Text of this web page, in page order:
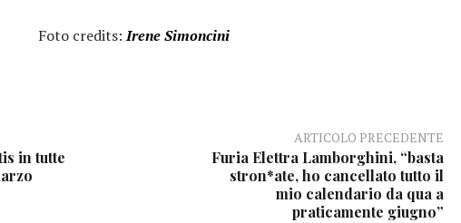
Foto credits:Irene Simoncini
in tutte
ARTICOLO PRECEDENTE
Furia Elettra Lamborghini, “basta
stron*ate, ho cancellato tutto il
mio calendario da qua a
praticamente giugno”